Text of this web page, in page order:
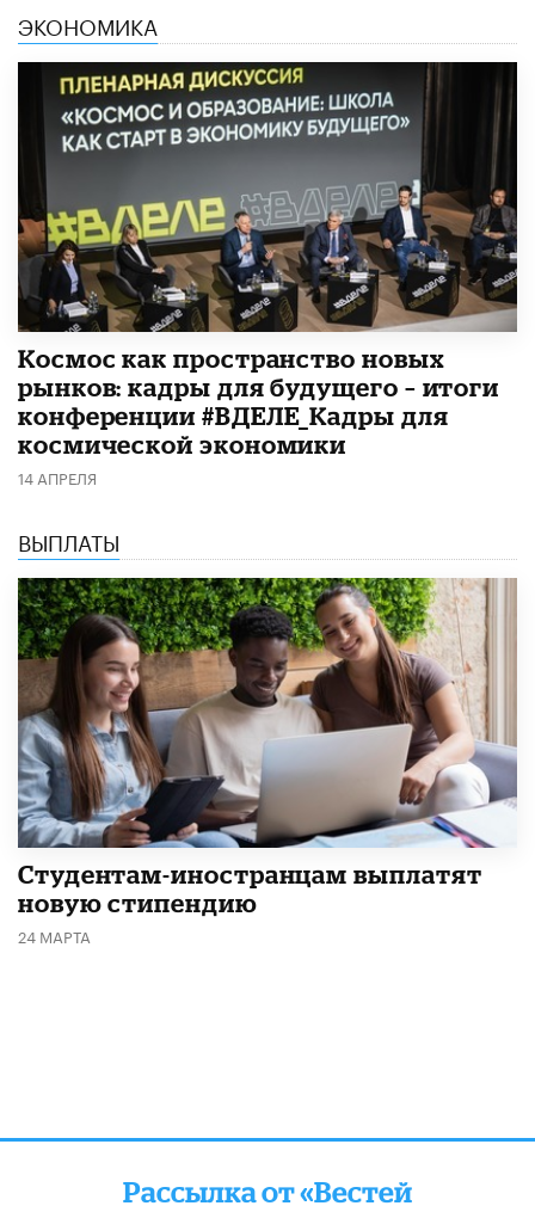
ЭКОНОМИКА
Космос как пространство новых
рынков: кадры для будущего – итоги
конференции #ВДЕЛЕ_Кадры для
космической экономики
14 АПРЕЛЯ
ВЫПЛАТЫ
Студентам-иностранцам выплатят
новую стипендию
24 МАРТА
Рассылка от «Вестей